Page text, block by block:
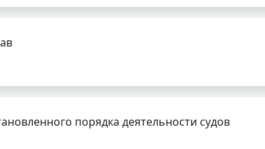
порядка деятельности судов